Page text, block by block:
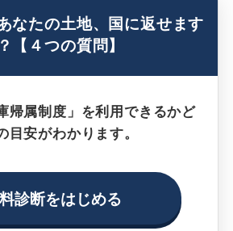
なたの土地、国に返せます
【４つの質問】
帰属制度」を利用できるかど
目安がわかります。
診断をはじめる